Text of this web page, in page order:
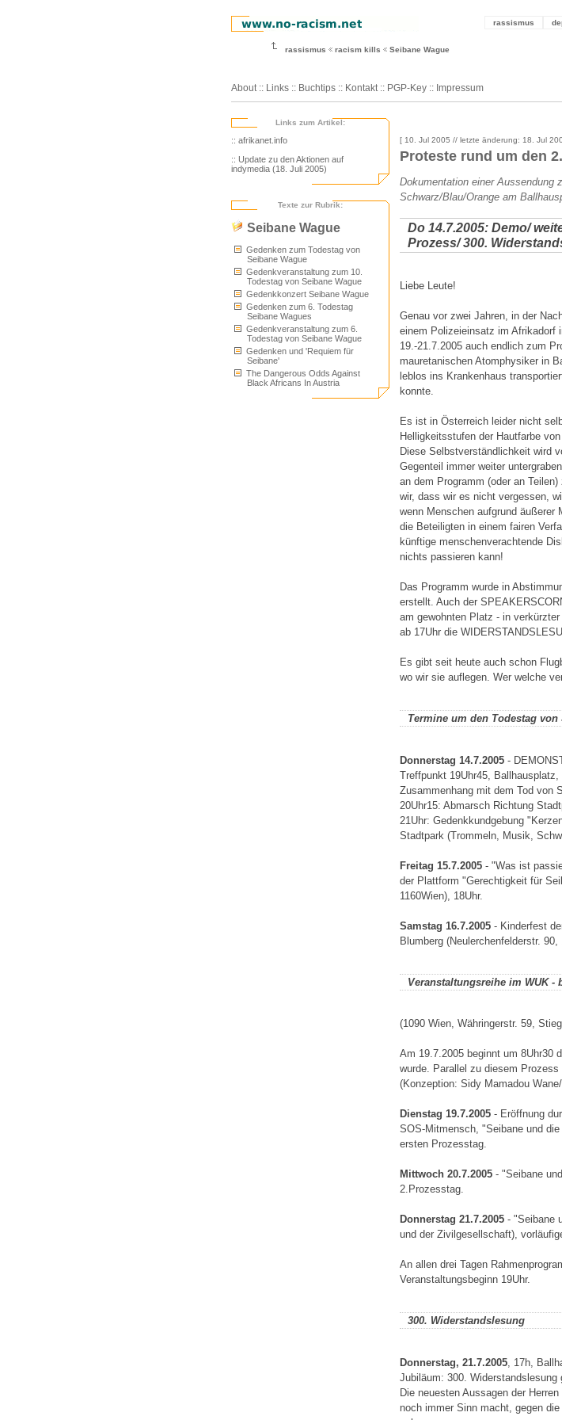
rassismus
rassismus racism kills Seibane Wague
About :: Links :: Buchtips :: Kontakt :: PGP-Key :: Impressum
Links zum Artikel:
:: afrikanet.info
:: Update zu den Aktionen auf
indymedia (18. Juli 2005)
Texte zur Rubrik:
Seibane Wague
Gedenken zum Todestag von
Seibane Wague
Gedenkveranstaltung zum 10.
Todestag von Seibane Wague
Gedenkkonzert Seibane Wague
Gedenken zum 6. Todestag
Seibane Wagues
Gedenkveranstaltung zum 6.
Todestag von Seibane Wague
Gedenken und 'Requiem für
Seibane'
The Dangerous Odds Against
Black Africans In Austria
[ 10. Jul 2005 // letzte änderung: 18. Jul
Proteste rund um den
Dokumentation einer Aussendung
Schwarz/Blau/Orange am
Do 14.7.2005: Demo/
Prozess/ 300.
Liebe Leute!
Genau vor zwei Jahren, in der
einem Polizeieinsatz im Afrikadorf
19.-21.7.2005 auch endlich zum
mauretanischen Atomphysiker in
leblos ins Krankenhaus
konnte.
Es ist in Österreich leider nicht
Helligkeitsstufen der Hautfarbe
Diese Selbstverständlichkeit wird
Gegenteil immer weiter
an dem Programm (oder an
wir, dass wir es nicht vergessen,
wenn Menschen aufgrund äußerer
die Beteiligten in einem fairen
künftige menschenverachtende
nichts passieren kann!
Das Programm wurde in
erstellt. Auch der
am gewohnten Platz - in
ab 17Uhr die
Es gibt seit heute auch schon
wo wir sie auflegen. Wer welche
Termine um den Todestag von
Donnerstag 14.7.2005 -
Treffpunkt 19Uhr45,
Zusammenhang mit dem Tod von
20Uhr15: Abmarsch Richtung
21Uhr: Gedenkkundgebung
Stadtpark (Trommeln, Musik,
Freitag 15.7.2005 - "Was ist
der Plattform "Gerechtigkeit für
1160Wien), 18Uhr.
Samstag 16.7.2005 - Kinderfest
Blumberg (Neulerchenfelderstr. 90,
Veranstaltungsreihe im WUK -
(1090 Wien, Währingerstr. 59,
Am 19.7.2005 beginnt um 8Uhr30
wurde. Parallel zu diesem
(Konzeption: Sidy Mamadou
Dienstag 19.7.2005 - Eröffnung
SOS-Mitmensch, "Seibane und
ersten Prozesstag.
Mittwoch 20.7.2005 - "Seibane
2.Prozesstag.
Donnerstag 21.7.2005 - "Seibane
und der Zivilgesellschaft),
An allen drei Tagen
Veranstaltungsbeginn 19Uhr.
300. Widerstandslesung
Donnerstag, 21.7.2005 , 17h,
Jubiläum: 300. Widerstandslesung
Die neuesten Aussagen der
noch immer Sinn macht, gegen